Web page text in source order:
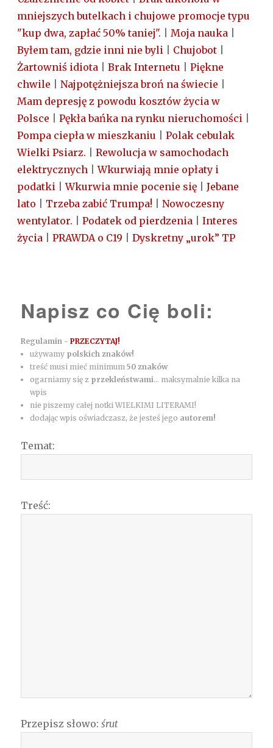
mniejszych butelkach i chujowe promocje typu
"kup dwa, zapłać 50% taniej".
Moja nauka
Byłem tam, gdzie inni nie byli
Chujobot
Żartowniś idiota
Brak Internetu
Piękne
chwile
Najpotężniejsza broń na świecie
Mam depresję z powodu kosztów życia w
Polsce
Pękła bańka na rynku nieruchomości
Pompa ciepła w mieszkaniu
Polak cebulak
Wielki Psiarz.
Rewolucja w samochodach
elektrycznych |Wkurwiają mnie opłaty i
podatki |Wkurwia mnie pocenie się
Jebane
lato
Trzeba zabić Trumpa!
Nowoczesny
wentylator.
Podatek od pierdzenia
Interes
życia
PRAWDA o C19 Dyskretny „urok” TP
Napisz co Cię boli:
Regulamin -PRZECZYTAJ!
używamy polskich znaków!
treść musi mieć minimum50 znaków
ogarniamy się z przekleństwami... maksymalnie kilka na
wpis
nie piszemy całej notki WIELKIMI LITERAMI!
dodając wpis oświadczasz, że jesteś jego autorem!
Temat:
Treść:
Przepisz słowo:śrut